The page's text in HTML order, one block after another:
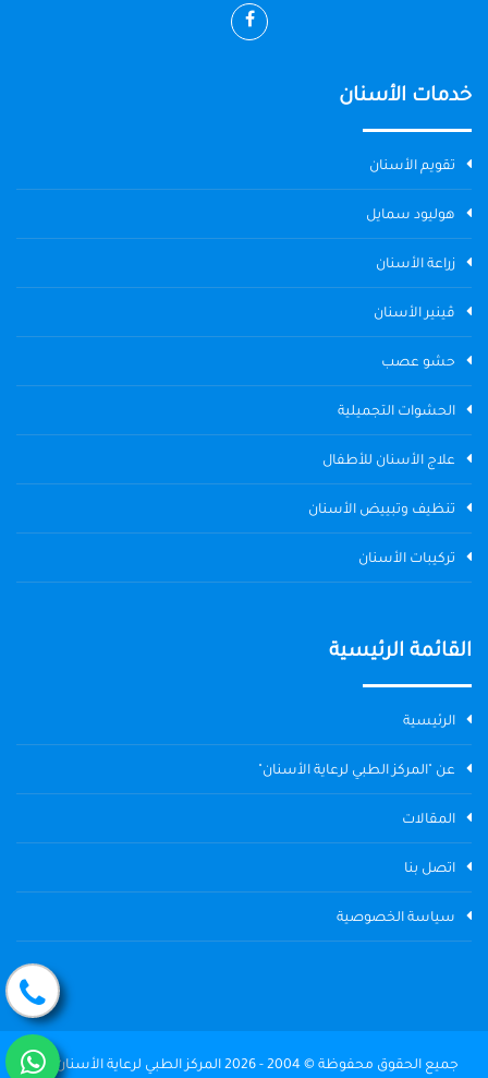
خدمات الأسنان
تقويم الأسنان
هوليود سمايل
زراعة الأسنان
ڤينير الأسنان
حشو عصب
الحشوات التجميلية
علاج الأسنان للأطفال
تنظيف وتبييض الأسنان
تركيبات الأسنان
القائمة الرئيسية
الرئيسية
عن "المركز الطبي لرعاية الأسنان"
المقالات
اتصل بنا
سياسة الخصوصية
جميع الحقوق محفوظة © 2004 - 2026 المركز الطبي لرعاية الأسنان The